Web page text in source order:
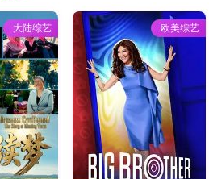
大陆综艺 欧美综艺